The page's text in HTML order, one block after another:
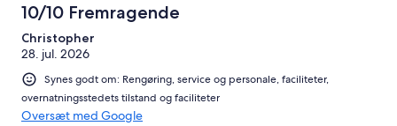
10/10 Fremragende
Christopher
28. jul. 2026
Synes godt om: Rengøring, service og personale, faciliteter,
overnatningsstedets tilstand og faciliteter
Oversæt med Google